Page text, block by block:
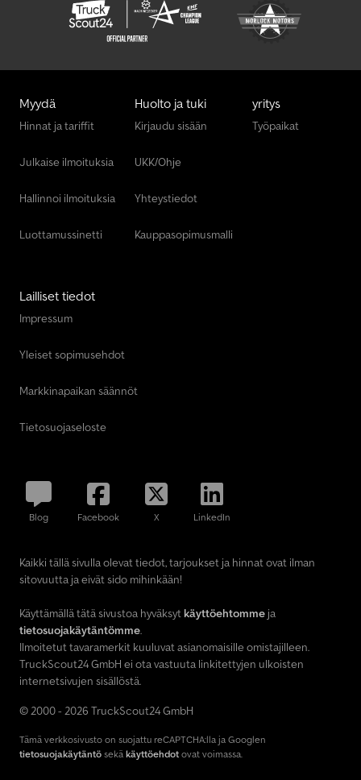
Myydä
Hinnat ja tariffit
Julkaise ilmoituksia
Hallinnoi ilmoituksia
Luottamussinetti
Huolto ja tuki
Kirjaudu sisään
UKK/Ohje
Yhteystiedot
Kauppasopimusmalli
yritys
Työpaikat
Lailliset tiedot
Impressum
Yleiset sopimusehdot
Markkinapaikan säännöt
Tietosuojaseloste
Blog Facebook X LinkedIn
Kaikki tällä sivulla olevat tiedot, tarjoukset ja hinnat ovat ilman
sitovuutta ja eivät sido mihinkään!
Käyttämällä tätä sivustoa hyväksyt käyttöehtomme ja
tietosuojakäytäntömme.
Ilmoitetut tavaramerkit kuuluvat asianomaisille omistajilleen.
TruckScout24 GmbH ei ota vastuuta linkitettyjen ulkoisten
internetsivujen sisällöstä.
© 2000 - 2026 TruckScout24 GmbH
Tämä verkkosivusto on suojattu reCAPTCHA:lla ja Googlen
tietosuojakäytäntö sekä käyttöehdot ovat voimassa.